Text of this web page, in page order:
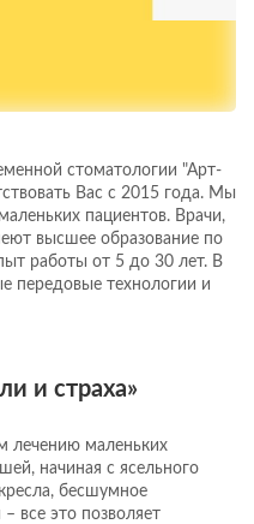
стоматологии "Арт-
Вас с 2015 года. Мы
пациентов. Врачи,
высшее образование по
работы от 5 до 30 лет. В
передовые технологии и
и страха»
лечению маленьких
начиная с ясельного
бесшумное
все это позволяет